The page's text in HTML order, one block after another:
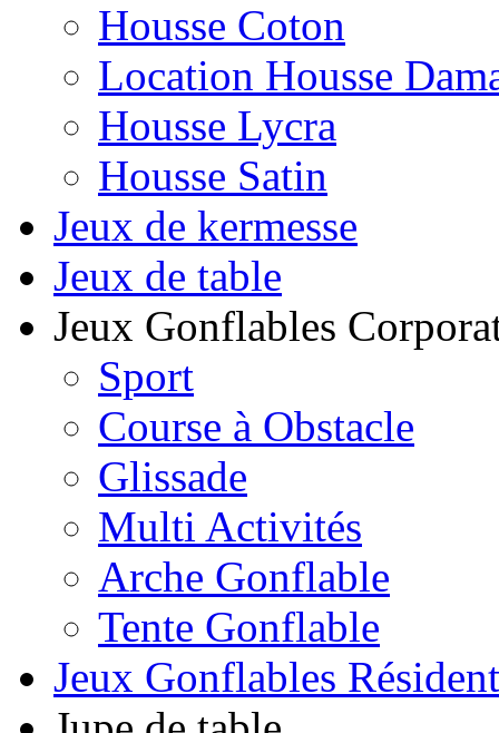
Housse Coton
Location Housse
Housse Lycra
Housse Satin
Jeux de kermesse
Jeux de table
Jeux Gonflables
Sport
Course à Obstacle
Glissade
Multi Activités
Arche Gonflable
Tente Gonflable
Jeux Gonflables